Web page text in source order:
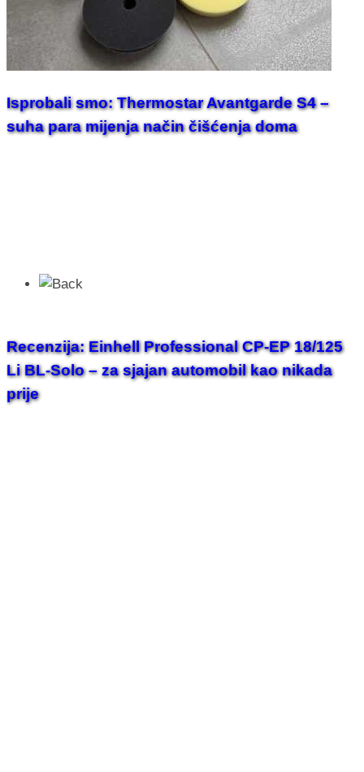
Isprobali smo: Thermostar Avantgarde S4 –
suha para mijenja način čišćenja doma
Recenzija: Einhell Professional CP-EP 18/125
Li BL-Solo – za sjajan automobil kao nikada
prije